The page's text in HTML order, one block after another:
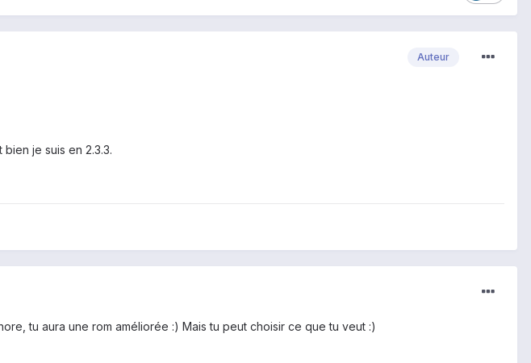
Auteur
je suis en 2.3.3.
tu aura une rom améliorée :) Mais tu peut choisir ce que tu veut :)